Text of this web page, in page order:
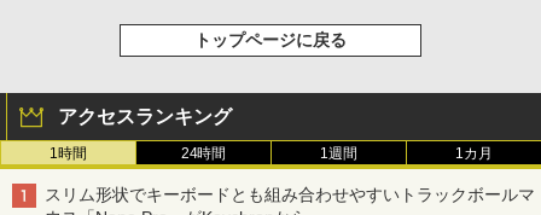
トップページに戻る
アクセスランキング
1時間 24時間 1週間 1カ月
スリム形状でキーボードとも組み合わせやすいトラックボールマ